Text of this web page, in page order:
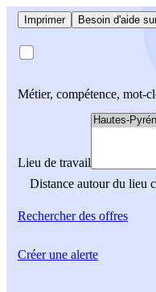
Imprimer Besoin d'aide
Métier, compétence, mot-
Lieu de travail
Distance autour du lieu
Rechercherdes offres
Créer une alerte